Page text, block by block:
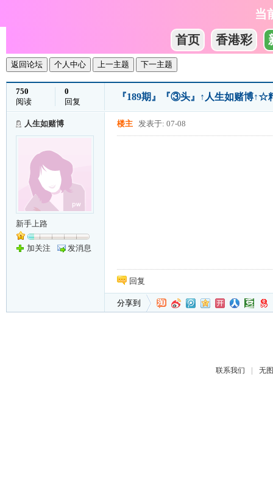
当
首页
香港彩
返回论坛 个人中心 上一主题 下一主题
750
阅读
0
回复
『189期』『③头』↑人生如赌博
人生如赌博
新手上路
加关注 发消息
楼主 发表于: 07-08
回复
分享到
联系我们 | 无